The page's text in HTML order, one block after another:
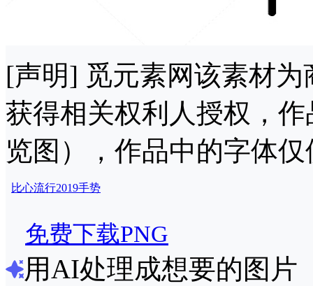
[声明] 觅元素网该素材
获得相关权利人授权，
览图），作品中的字体
比心流行2019手势
免费下载PNG
用AI处理成想要的图片